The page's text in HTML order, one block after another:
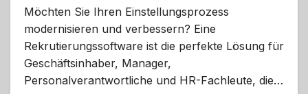
Möchten Sie Ihren Einstellungsprozess
modernisieren und verbessern? Eine
Rekrutierungssoftware ist die perfekte Lösung für
Geschäftsinhaber, Manager,
Personalverantwortliche und HR-Fachleute, die…